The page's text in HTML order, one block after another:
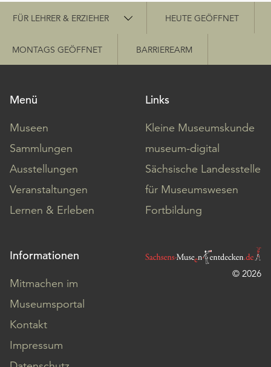
Schnellzugriff
FÜR LEHRER & ERZIEHER HEUTE GEÖFFNET
MONTAGS GEÖFFNET BARRIEREARM
Menü
Museen
Sammlungen
Ausstellungen
Veranstaltungen
Lernen & Erleben
Links
Kleine Museumskunde
museum-digital
Sächsische Landesstelle
für Museumswesen
Fortbildung
Informationen
Mitmachen im
Museumsportal
Kontakt
Impressum
© 2026